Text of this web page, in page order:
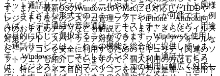
ネット通話サービスは、メールやオンラインチャットと同様
に、さまざまな形式でのコミュニケーションが可能です。例
えば、ビデオ通話や音声通話、テキストチャットなど、用途
や目的に応じて選択することができます。Windowsを使用し
た通話サービスは、これらの機能を総合的に提供していま
す。 Windowsをベースとしたインターネット通話サービス
は、ビジネスシーンやプライベートでの利用に幅広く対応し
す。また、最新OSのWindows10やMacにも対応したHDDや
レジストリなどのシステム管理ソフトやiPhone・Android向
けのおすすめアプリなども解説しています。さらにウイルス
対策ソフト、スパイウェア対策ソフト、ファイアフォールな
ど、パソコンを安全に利用するためのセキュリティ関連のソ
フトウェアも紹介していますので、個人利用の方はもちろ
ん、特にビジネス目的でパソコンを使う方は是非、ご活用下